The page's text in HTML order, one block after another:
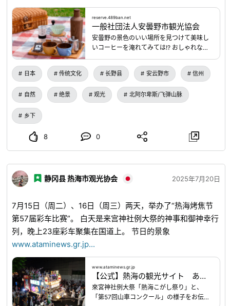
reserve.489ban.net...
reserve.489ban.net
一般社団法人安曇野市観光協会
安曇野の景色のいい場所を見つけて美味し
いコーヒーを淹れてみては!? おしゃれなカ
の荷台にバスケットを乗せてもよし。車で
出かけるお供にもよし。 途中おいしいパン
屋さんをみつけて、お気に入りのパンやお
やつをテイクアウト。 自分達で素敵な場所
の恵み、安曇野のおいしい水で淹れたコー
日前までに) ②当日、安曇野市観光情
報センターにて受付 カフェBOXをお貸
し出し ③お好きな場所を見つけてコー
報センターにお寄りいただき返却 お手軽に
コーヒーを楽しむならこちら！ ドリップ
パックにお湯を注ぐだけ♪【スタンレー
BOX・ドリップパック(1箱2杯分)の内
つ) ・小物ケース ・ゴミ袋 ・ペーパ
ーナプキン ・マドラー（2本） ・角砂
糖（4ケ） ・お手拭きウェットティッシ
ュ ・安曇野で人気のカフェのオリジナル
日本 传统文化 长野县 安云野市 信州
自然 绝景 观光 北阿尔卑斯/飞弹山脉
乡下
8 0
静冈县 热海市观光协会 2025年7月20日
7月15日（周二）、16日（周三）两天，举办了“热海烤焦节
第57届彩车比赛”。 白天是来宫神社例大祭的神事和御神幸行
列，晚上23座彩车聚集在国道上。 节日的景象
www.ataminews.gr.jp...
www.ataminews.gr.jp
【公式】熱海の観光サイト あたみニュース
來宮神社例大祭「熱海こがし祭り」と、
「第57回山車コンクール」の様子をお伝え